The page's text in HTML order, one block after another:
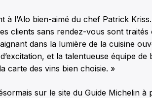
l’Alo bien-aimé du chef Patrick
clients sans rendez-vous sont traités
dans la lumière de la cuisine
et la talentueuse équipe de
carte des vins bien choisie. »
sur le site du Guide Michelin à